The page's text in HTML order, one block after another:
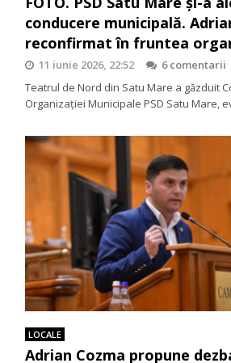
conducere municipală.
reconfirmat în fruntea
11 iunie 2026, 22:52
6 comentarii
Teatrul de Nord din Satu Mare a găzduit
Organizației Municipale PSD Satu Mare,
LOCALE
Adrian Cozma propune